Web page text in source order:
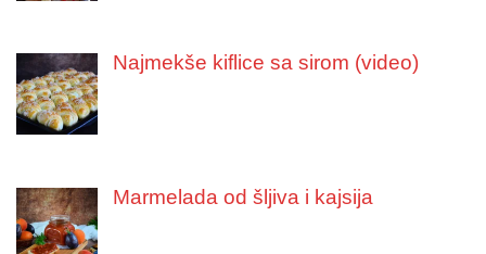
Najmekše kiflice sa sirom (video)
Marmelada od šljiva i kajsija